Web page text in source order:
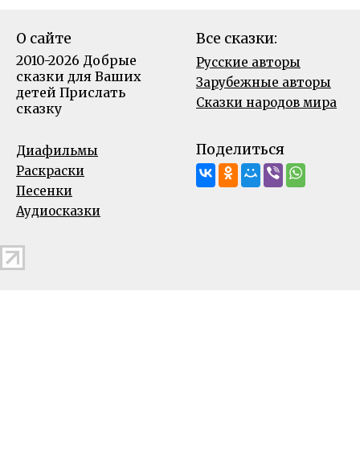
О сайте
2010-2026 Добрые
сказки для Ваших
детей Прислать
сказку
Все сказки:
Русские авторы
Зарубежные авторы
Сказки народов мира
Диафильмы
Раскраски
Песенки
Аудиосказки
Поделиться